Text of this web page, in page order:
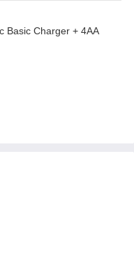
Basic Charger + 4AA